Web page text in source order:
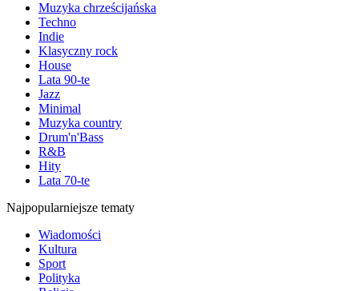
Muzyka chrześcijańska
Techno
Indie
Klasyczny rock
House
Lata 90-te
Jazz
Minimal
Muzyka country
Drum'n'Bass
R&B
Hity
Lata 70-te
Najpopularniejsze tematy
Wiadomości
Kultura
Sport
Polityka